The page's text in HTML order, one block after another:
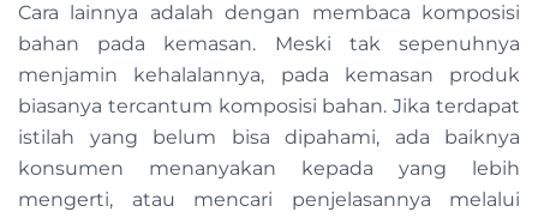
Cara lainnya adalah dengan membaca komposisi
bahan pada kemasan. Meski tak sepenuhnya
menjamin kehalalannya, pada kemasan produk
biasanya tercantum komposisi bahan. Jika terdapat
istilah yang belum bisa dipahami, ada baiknya
konsumen menanyakan kepada yang lebih
mengerti, atau mencari penjelasannya melalui